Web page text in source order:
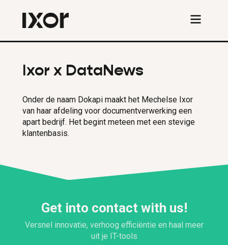
Ixor x DataNews
Onder de naam Dokapi maakt het Mechelse Ixor
van haar afdeling voor documentverwerking een
apart bedrijf. Het begint meteen met een stevige
klantenbasis.
Get into contact with us!
Versnel innovatie, verhoog efficiëntie en haal meer
uit je IT-tools